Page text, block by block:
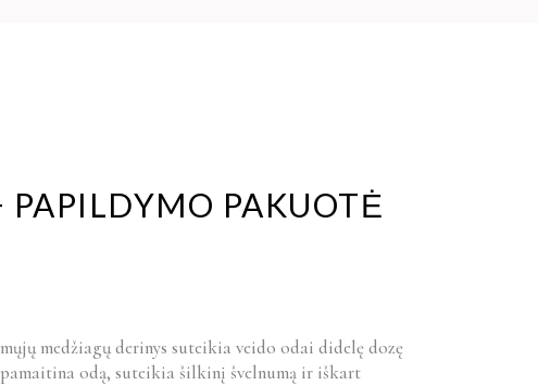
PAPILDYMO PAKUOTĖ
medžiagų derinys suteikia veido odai didelę dozę
odą, suteikia šilkinį švelnumą ir iškart